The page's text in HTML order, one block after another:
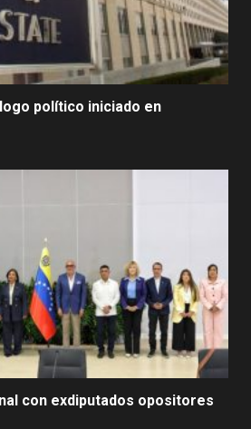
político iniciado en
con exdiputados opositores